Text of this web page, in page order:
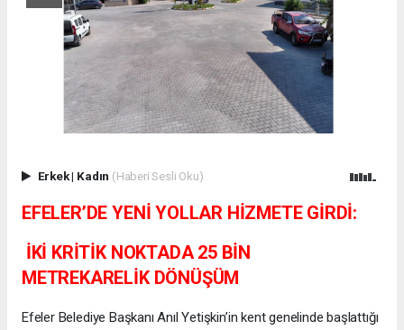
Erkek| Kadın (Haberi Sesli Oku)
EFELER’DE YENİ YOLLAR HİZMETE GİRDİ:
İKİ KRİTİK NOKTADA 25 BİN
METREKARELİK DÖNÜŞÜM
Efeler Belediye Başkanı Anıl Yetişkin’in kent genelinde başlattığı